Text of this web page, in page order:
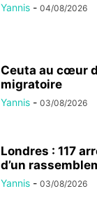
Yannis - 04/08/2026
Ceuta au cœur
migratoire
Yannis - 03/08/2026
Londres : 117
d’un
Yannis - 03/08/2026